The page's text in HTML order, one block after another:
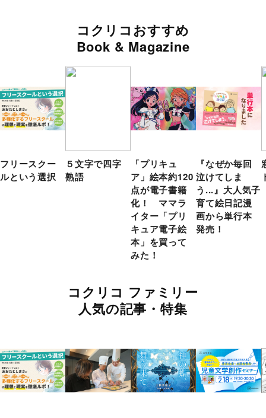
コクリコおすすめ
Book & Magazine
フリースクー
ルという選択
５文字で四字
熟語
「プリキュ
ア」絵本約120
点が電子書籍
化！ ママラ
イター「プリ
キュア電子絵
本」を買って
みた！
『なぜか毎回
泣けてしま
う...』大人気子
育て絵日記漫
画から単行本
発売！
コクリコ ファミリー
人気の記事・特集